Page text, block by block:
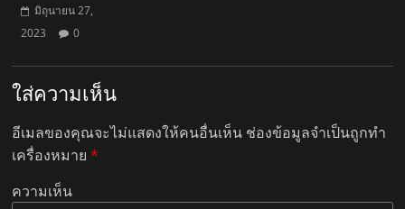
มิถุนายน 27,
2023
0
ใส่ความเห็น
อีเมลของคุณจะไม่แสดงให้คนอื่นเห็น ช่องข้อมูลจำเป็นถูกทำ
เครื่องหมาย*
ความเห็น